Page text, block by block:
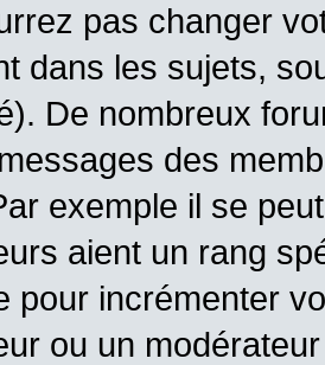
pas changer
dans les sujets,
De nombreux
des
exemple il se
aient un rang
pour incrémenter
ou un